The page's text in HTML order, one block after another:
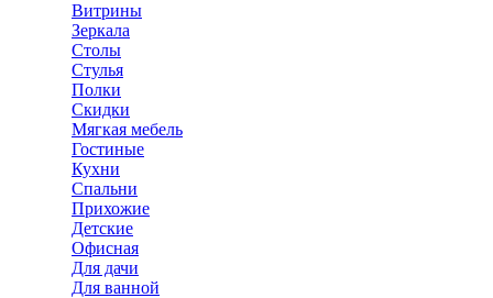
Витрины
Зеркала
Столы
Стулья
Полки
Скидки
Мягкая мебель
Гостиные
Кухни
Спальни
Прихожие
Детские
Офисная
Для дачи
Для ванной